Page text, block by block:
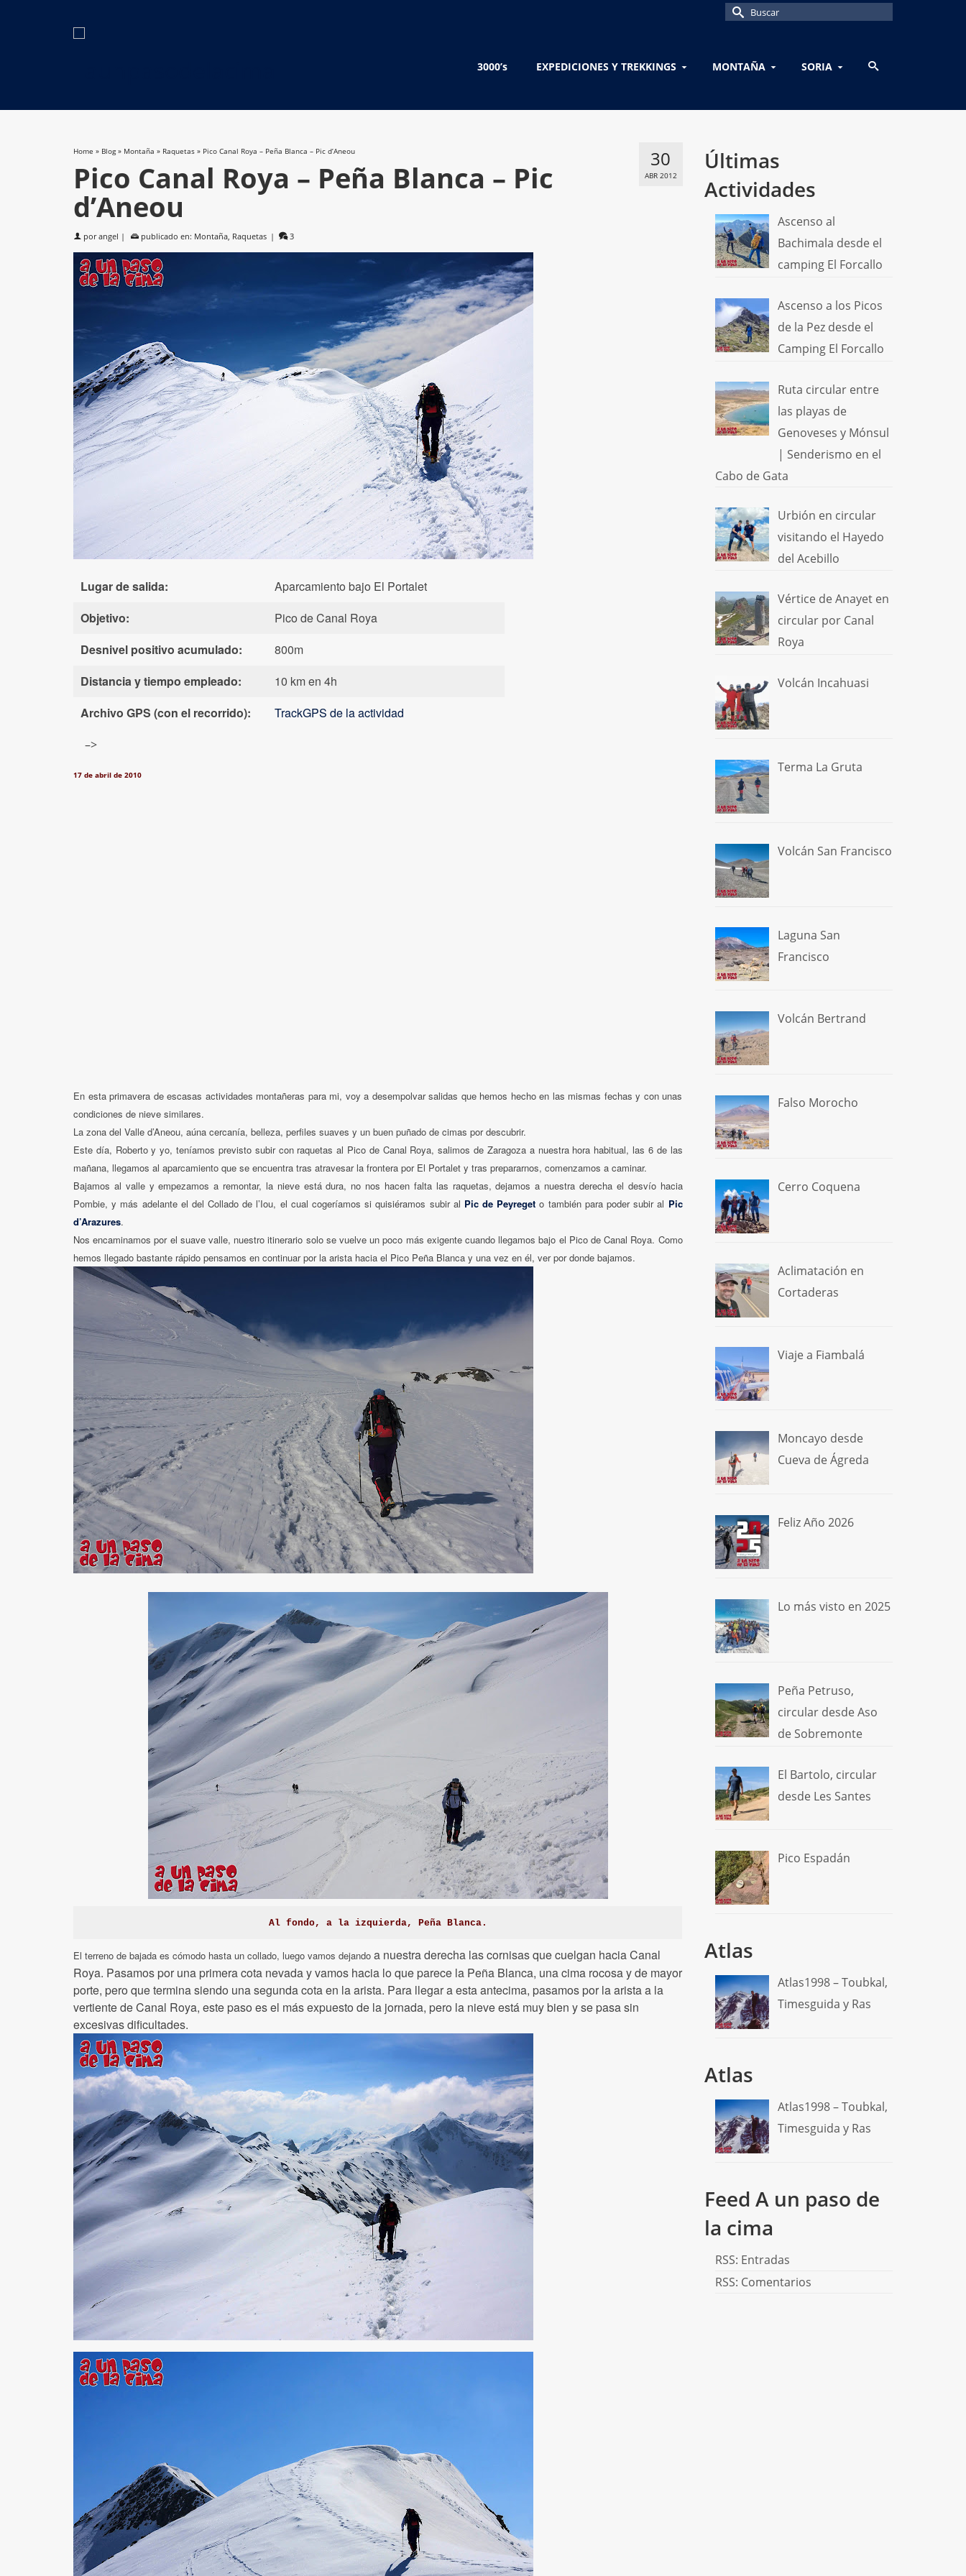
Buscar
3000’s EXPEDICIONES Y TREKKINGS MONTAÑA SORIA
30
ABR 2012
Home » Blog » Montaña » Raquetas » Pico Canal Roya – Peña Blanca – Pic d’Aneou
Pico Canal Roya – Peña Blanca – Pic
d’Aneou
porangel | publicado en: Montaña, Raquetas | 3
Lugar de salida:
Aparcamiento bajo El Portalet
Objetivo:
Pico de Canal Roya
Desnivel positivo acumulado:
800m
Distancia y tiempo empleado:
10 km en 4h
Archivo GPS (con el recorrido):
TrackGPS de la actividad
–>
17 de abril de 2010
En esta primavera de escasas actividades montañeras para mi, voy a desempolvar salidas que hemos hecho en las mismas fechas y con unas
condiciones de nieve similares.
La zona del Valle d’Aneou, aúna cercanía, belleza, perfiles suaves y un buen puñado de cimas por descubrir.
Este día, Roberto y yo, teníamos previsto subir con raquetas al Pico de Canal Roya, salimos de Zaragoza a nuestra hora habitual, las 6 de las
mañana, llegamos al aparcamiento que se encuentra tras atravesar la frontera por El Portalet y tras prepararnos, comenzamos a caminar.
Bajamos al valle y empezamos a remontar, la nieve está dura, no nos hacen falta las raquetas, dejamos a nuestra derecha el desvío hacia
Pombie, y más adelante el del Collado de l’Iou, el cual cogeríamos si quisiéramos subir al Pic de Peyreget o también para poder subir al Pic
d’Arazures.
Nos encaminamos por el suave valle, nuestro itinerario solo se vuelve un poco más exigente cuando llegamos bajo el Pico de Canal Roya. Como
hemos llegado bastante rápido pensamos en continuar por la arista hacia el Pico Peña Blanca y una vez en él, ver por donde bajamos.
Al fondo, a la izquierda, Peña Blanca.
El terreno de bajada es cómodo hasta un collado, luego vamos dejando a nuestra derecha las cornisas que cuelgan hacia Canal
Roya. Pasamos por una primera cota nevada y vamos hacia lo que parece la Peña Blanca, una cima rocosa y de mayor
porte, pero que termina siendo una segunda cota en la arista. Para llegar a esta antecima, pasamos por la arista a la
vertiente de Canal Roya, este paso es el más expuesto de la jornada, pero la nieve está muy bien y se pasa sin
excesivas dificultades.
Últimas
Actividades
Ascenso al
Bachimala desde el
camping El Forcallo
Ascenso a los Picos
de la Pez desde el
Camping El Forcallo
Ruta circular entre
las playas de
Genoveses y Mónsul
| Senderismo en el
Cabo de Gata
Urbión en circular
visitando el Hayedo
del Acebillo
Vértice de Anayet en
circular por Canal
Roya
Volcán Incahuasi
Terma La Gruta
Volcán San Francisco
Laguna San
Francisco
Volcán Bertrand
Falso Morocho
Cerro Coquena
Aclimatación en
Cortaderas
Viaje a Fiambalá
Moncayo desde
Cueva de Ágreda
Feliz Año 2026
Lo más visto en 2025
Peña Petruso,
circular desde Aso
de Sobremonte
El Bartolo, circular
desde Les Santes
Pico Espadán
Atlas
Atlas1998 – Toubkal,
Timesguida y Ras
Atlas
Atlas1998 – Toubkal,
Timesguida y Ras
Feed A un paso de
la cima
RSS: Entradas
RSS: Comentarios